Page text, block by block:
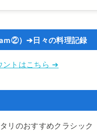
）➔日々の料理記録
ントはこちら ➔
リのおすすめクラシック